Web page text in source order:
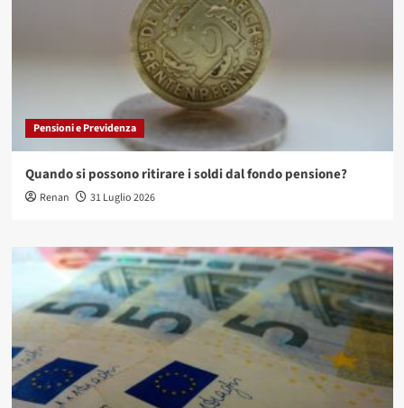
Pensioni e Previdenza
Quando si possono ritirare i soldi dal fondo pensione?
Renan 31 Luglio 2026